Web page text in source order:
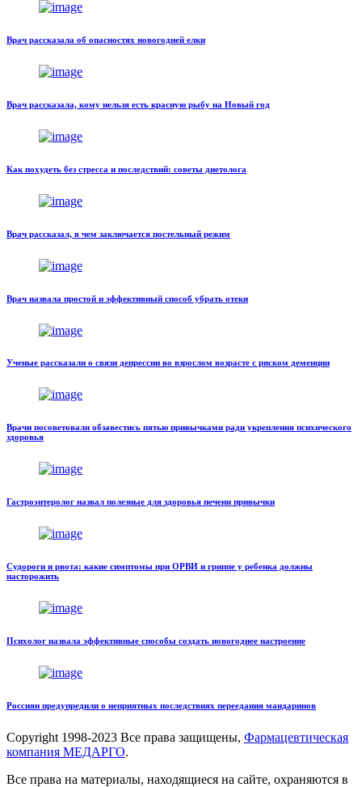
Врач рассказала об опасностях новогодней елки
Врач рассказала, кому нельзя есть красную рыбу на Новый год
Как похудеть без стресса и последствий: советы диетолога
Врач рассказал, в чем заключается постельный режим
Врач назвала простой и эффективный способ убрать отеки
Ученые рассказали о связи депрессии во взрослом возрасте с риском деменции
Врачи посоветовали обзавестись пятью привычками ради укрепления психического
здоровья
Гастроэнтеролог назвал полезные для здоровья печени привычки
Судороги и рвота: какие симптомы при ОРВИ и гриппе у ребенка должны
насторожить
Психолог назвала эффективные способы создать новогоднее настроение
Россиян предупредили о неприятных последствиях переедания мандаринов
Copyright 1998-2023 Все права защищены, Фармацевтическая
компания МЕДАРГО.
Все права на материалы, находящиеся на сайте, охраняются в